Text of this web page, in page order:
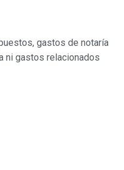
gastos de notaría
ni gastos relacionados